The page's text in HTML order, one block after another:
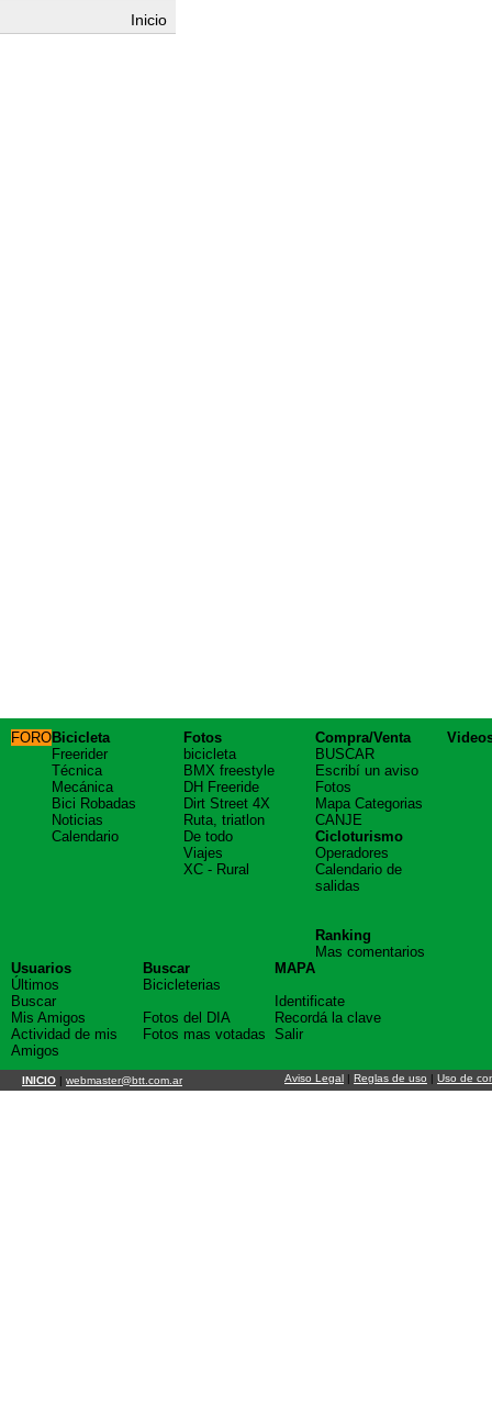
Inicio
FOROBicicleta
Freerider
Técnica
Mecánica
Bici Robadas
Noticias
Calendario
Fotos
bicicleta
BMX freestyle
DH Freeride
Dirt Street 4X
Ruta, triatlon
De todo
Viajes
XC - Rural
Compra/Venta
BUSCAR
Escribí un aviso
Fotos
Mapa Categorias
CANJE
Cicloturismo
Operadores
Calendario de
salidas
Ranking
Mas comentarios
Usuarios
Últimos
Buscar
Mis Amigos
Actividad de mis
Amigos
Buscar
Bicicleterias
Fotos del DIA
Fotos mas votadas
MAPA
Identificate
Recordá la clave
Salir
INICIO | webmaster@btt.com.ar Aviso Legal | Reglas de uso | Uso de